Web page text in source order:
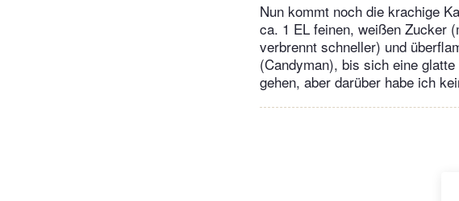
Nun kommt noch die krachige
ca. 1 EL feinen, weißen Zucker
verbrennt schneller) und
(Candyman), bis sich eine
gehen, aber darüber habe ich